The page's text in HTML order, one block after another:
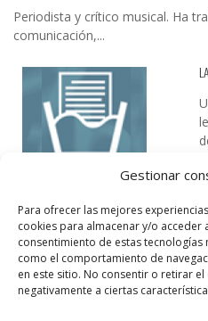
Gestionar
Para ofrecer las mejores
cookies para almacenar y/o acceder
consentimiento de estas
como el comportamiento de
en este sitio. No consentir o retirar
negativamente a ciertas
Periodista y crítico musical. Ha
comunicación,...
DESIREE MARTÍN